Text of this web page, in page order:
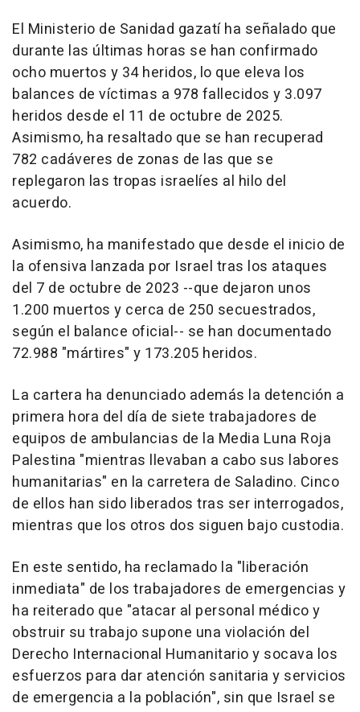
El Ministerio de Sanidad gazatí ha señalado que
durante las últimas horas se han confirmado
ocho muertos y 34 heridos, lo que eleva los
balances de víctimas a 978 fallecidos y 3.097
heridos desde el 11 de octubre de 2025.
Asimismo, ha resaltado que se han recuperad
782 cadáveres de zonas de las que se
replegaron las tropas israelíes al hilo del
acuerdo.
Asimismo, ha manifestado que desde el inicio de
la ofensiva lanzada por Israel tras los ataques
del 7 de octubre de 2023 --que dejaron unos
1.200 muertos y cerca de 250 secuestrados,
según el balance oficial-- se han documentado
72.988 "mártires" y 173.205 heridos.
La cartera ha denunciado además la detención a
primera hora del día de siete trabajadores de
equipos de ambulancias de la Media Luna Roja
Palestina "mientras llevaban a cabo sus labores
humanitarias" en la carretera de Saladino. Cinco
de ellos han sido liberados tras ser interrogados,
mientras que los otros dos siguen bajo custodia.
En este sentido, ha reclamado la "liberación
inmediata" de los trabajadores de emergencias y
ha reiterado que "atacar al personal médico y
obstruir su trabajo supone una violación del
Derecho Internacional Humanitario y socava los
esfuerzos para dar atención sanitaria y servicios
de emergencia a la población", sin que Israel se